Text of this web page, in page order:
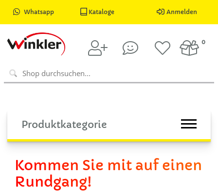
Whatsapp Kataloge Anmelden
0
Produktkategorie
Kommen Sie mit auf einen
Rundgang!